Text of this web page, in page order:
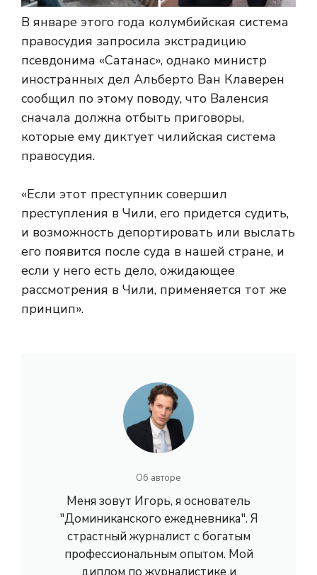
В январе этого года колумбийская система
правосудия запросила экстрадицию
псевдонима «Сатанас», однако министр
иностранных дел Альберто Ван Клаверен
сообщил по этому поводу, что Валенсия
сначала должна отбыть приговоры,
которые ему диктует чилийская система
правосудия.
«Если этот преступник совершил
преступления в Чили, его придется судить,
и возможность депортировать или выслать
его появится после суда в нашей стране, и
если у него есть дело, ожидающее
рассмотрения в Чили, применяется тот же
принцип».
Об авторе
Меня зовут Игорь, я основатель
"Доминиканского ежедневника". Я
страстный журналист с богатым
профессиональным опытом. Мой
диплом по журналистике и